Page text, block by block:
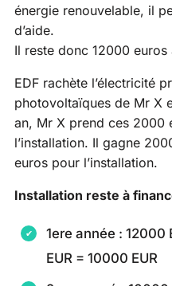
énergie renouvelable, il
d’aide.
Il reste donc 12000 euros
EDF rachète l’électricité
photovoltaïques de Mr X
an, Mr X prend ces 2000
l’installation. Il gagne
euros pour l’installation.
Installation reste à
1ere année :
EUR = 10000 EUR